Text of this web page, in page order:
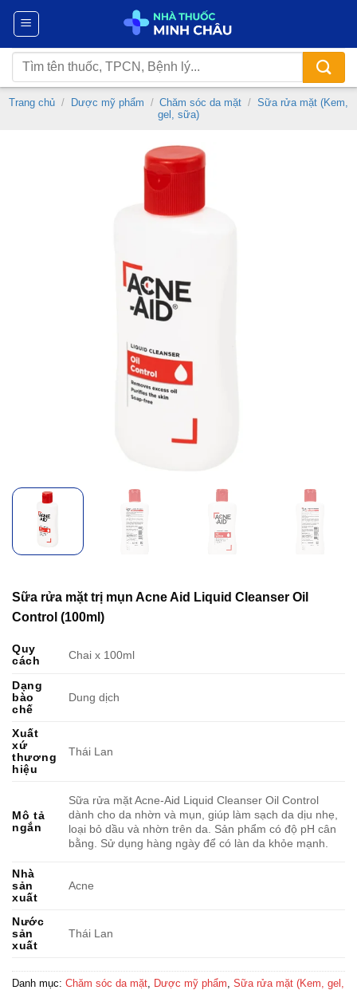
Chuyển
nội
dung
Tìm
kiếm:
Trang chủ / Dược mỹ phẩm / Chăm sóc da mặt / Sữa rửa mặt (Kem,
gel, sữa)
Sữa rửa mặt trị mụn Acne Aid Liquid Cleanser Oil
Control (100ml)
Quy
cách
Chai x 100ml
Dạng
bào
chế
Dung dịch
Xuất
xứ
thương
hiệu
Thái Lan
Mô tả
ngắn
Sữa rửa mặt Acne-Aid Liquid Cleanser Oil Control
dành cho da nhờn và mụn, giúp làm sạch da dịu nhẹ,
loại bỏ dầu và nhờn trên da. Sản phẩm có độ pH cân
bằng. Sử dụng hàng ngày để có làn da khỏe mạnh.
Nhà
sản
xuất
Acne
Nước
sản
xuất
Thái Lan
Danh mục: Chăm sóc da mặt Dược mỹ phẩm Sữa rửa mặt (Kem, gel,